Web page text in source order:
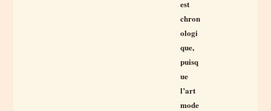
est
chron
ologi
que,
puisq
ue
l’art
mode